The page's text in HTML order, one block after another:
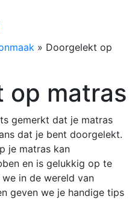
» Doorgelekt op
op matras
gemerkt dat je matras
dat je bent doorgelekt.
je matras kan
en is gelukkig op te
in de wereld van
geven we je handige tips